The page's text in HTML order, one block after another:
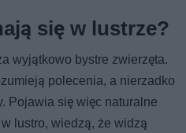
się w lustrze?
wyjątkowo bystre zwierzęta.
polecenia, a nierzadko
Pojawia się więc naturalne
lustro, wiedzą, że widzą